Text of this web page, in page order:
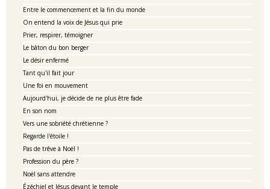
Entre le commencement et la fin du monde
On entend la voix de Jésus qui prie
Prier, respirer, témoigner
Le bâton du bon berger
Le désir enfermé
Tant qu'il fait jour
Une foi en mouvement
Aujourd'hui, je décide de ne plus être fade
En son nom
Vers une sobriété chrétienne ?
Regarde l'étoile !
Pas de trêve à Noël !
Profession du père ?
Noël sans attendre
Ézéchiel et Jésus devant le temple